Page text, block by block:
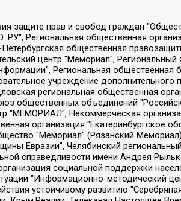
Валерия Валерьевна, Заговора Максим Александрович, Межрегиональное общественное движение "Российская ЛГБТ - сеть", Оленичев Максим Владимирович, Павлов Иван Юрьевич, Скворцова Елена Сергеевна, Общество с ограниченной ответственностью "Как бы инагент", Кочетков Игорь Викторович, Общество с ограниченной ответственностью "Честные выборы", Еланчик Олег Александрович, Общество с ограниченной ответственностью "Нобелевский призыв", Гималова Регина Эмилевна, Григорьев Андрей Валерьевич, Григорьева Алина Александровна, Ассоциация по содействию защите прав призывников, альтернативнослужащих и военнослужащих "Правозащитная группа "Гражданин.Армия.Право", Хисамова Регина Фаритовна, Автономная некоммерческая организация по реализации социально-правовых программ "Лилит", Дальневосточное общественное движение "Маяк", Санкт-Петербургская ЛГБТ-инициативная группа "Выход", Инициативная группа ЛГБТ+ "Реверс", Алексеев Андрей Викторович, Бекбулатова Таисия Львовна, Беляев Иван Михайлович, Владыкина Елена Сергеевна, Гельман Марат Александрович, Никульшина Вероника Юрьевна, Толоконникова Надежда Андреевна, Шендерович Виктор Анатольевич, Общество с ограниченной ответственностью "Данное сообщение", Общество с ограниченной ответственностью Издательский дом "Новая глава", Айнбиндер Александра Александровна, Московский комьюнити-центр для ЛГБТ+инициатив, Благотворительный фонд развития филантропии, Deutsche Welle (Германия, Kurt-Schumacher-Strasse 3, 53113 Bonn), Борзунова Мария Михайловна, Воробьев Виктор Викторович, Голубева Анна Львовна, Константинова Алла Михайловна, Малкова Ирина Владимировна, Мурадов Мурад Абдулгалимович, Осетинская Елизавета Николаевна, Понасенков Евгений Николаевич, Ганапольский Матвей Юрьевич, Киселев Евгений Алексеевич, Борухович Ирина Григорьевна, Дремин Иван Тимофеевич, Дубровский Дмитрий Викторович, Красноярская региональная общественная организация поддержки и развития альтернативных образовательных технологий и межкультурных коммуникаций "ИНТЕРРА", Маяковская Екатерина Алексеевна, Фейгин Марк Захарович, Филимонов Андрей Викторович, Дзугкоева Регина Николаевна, Доброхотов Роман Александрович, Дудь Юрий Александрович, Елкин Сергей Владимирович, Кругликов Кирилл Игоревич, Сабунаева Мария Леонидовна, Семенов Алексей Владимирович, Шаинян Карен Багратович, Шульман Екатерина Михайловна, Асафьев Артур Валерьевич, Вахштайн Виктор Семенович, Венедиктов Алексей